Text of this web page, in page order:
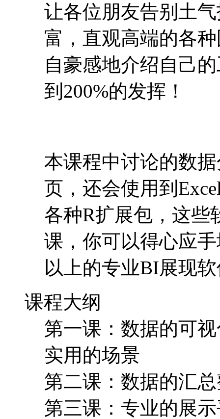
让各位朋友告别土
富，直观高端的各
自豪感地介绍自己
到200%的发挥！
本课程中讨论的数
页，还会使用到
各种R扩展包，这些
课，你可以得心应
以上的专业BI展现
课程大纲
第一课：数据的可
实用的场景
第二课：数据的汇
第三课：专业的展